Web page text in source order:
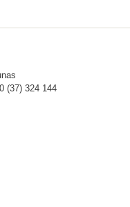
(37) 324 144